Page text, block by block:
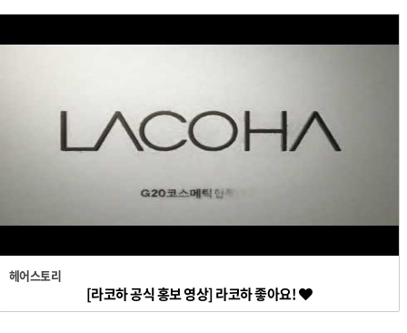
헤어스토리
[라코하 공식 홍보 영상] 라코하 좋아요!